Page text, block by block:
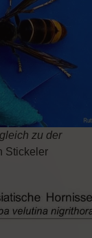
zu der
Stickeler